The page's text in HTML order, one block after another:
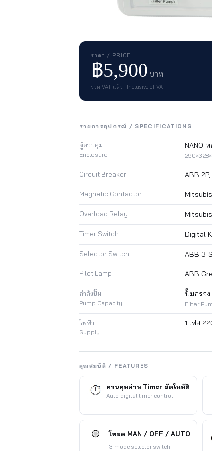
ราคา / PRICE
฿5,900 บาท
รวม VAT แล้ว · Inclusive of VAT
รายการอุปกรณ์ / SPECIFICATIONS
ตู้ควบคุม
Enclosure
NANO
Circuit Breaker ABB
Magnetic Contactor
Overload Relay
Timer Switch Digital
Selector Switch ABB 3-
Pilot Lamp ABB
กำลังปั๊ม
Pump Capacity
ปั๊มกรอ
Filter
ไฟฟ้า
Supply
1 เฟส
คุณสมบัติ / FEATURES
ควบคุมผ่าน Timer อัตโนมัติ
Auto digital timer control
โหมด MAN / OFF / AUTO
3-mode selector switch